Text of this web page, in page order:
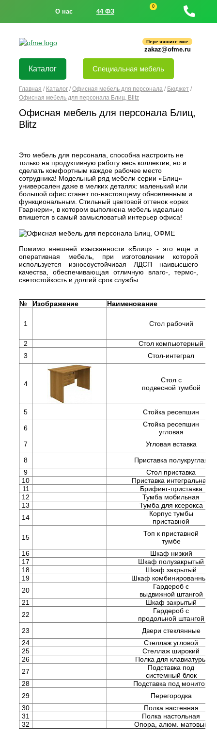
О нас 44 ФЗ
0
Перезвоните мне
zakaz@ofme.ru
Каталог Специальная мебель
Главная / Каталог / Офисная мебель для персонала / Бюджет /
Офисная мебель для персонала Блиц, Blitz
Офисная мебель для персонала Блиц,
Blitz
Это мебель для персонала, способна настроить не
только на продуктивную работу весь коллектив, но и
сделать комфортным каждое рабочее место
сотрудника! Модельный ряд мебели серии «Блиц»
универсален даже в мелких деталях: маленький или
большой офис станет по-настоящему обновленным и
функциональным. Стильный цветовой оттенок «орех
Гварнери», в котором выполнена мебель идеально
впишется в самый замысловатый интерьер офиса!
Помимо внешней изысканности «Блиц» - это еще и
оперативная мебель, при изготовлении которой
используется износоустойчивая ЛДСП наивысшего
качества, обеспечивающая отличную влаго-, термо-,
светостойкость и долгий срок службы.
№ Изображение Наименование
1 Стол рабочий
2
Стол компьютерный
3
Стол-интеграл
4
Стол с
подвесной тумбой
5 Стойка ресепшин
6
Стойка ресепшин
угловая
7
Угловая вставка
8
Приставка полукруглая
9
Стол приставка
10
Приставка интегральная
11
Брифинг-приставка
12
Тумба мобильная
13
Тумба для ксерокса
14
Корпус тумбы
приставной
15
Топ к приставной
тумбе
16
Шкаф низкий
17
Шкаф полузакрытый
18
Шкаф закрытый
19
Шкаф комбинированный
20
Гардероб с
выдвижной штангой
21
Шкаф закрытый
22
Гардероб с
продольной штангой
23
Двери стеклянные
24
Стеллаж угловой
25
Стеллаж широкий
26
Полка для клавиатуры
27
Подставка под
системный блок
28
Подставка под монитор
29
Перегородка
30
Полка настенная
31
Полка настольная
32
Опора, алюм. матовый